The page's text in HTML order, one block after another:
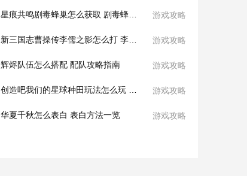
游戏攻略
游戏攻略
辉烬队伍怎么搭配 配队攻略指南 游戏攻略
游戏攻略
华夏千秋怎么表白 表白方法一览 游戏攻略